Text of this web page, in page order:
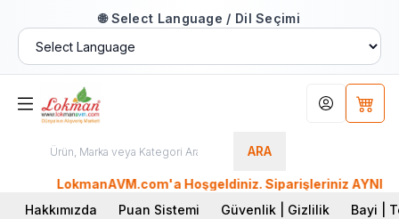
🌐 Select Language / Dil Seçimi
ARA
Hesabım
LokmanAVM.com'a Hoşgeldiniz. Siparişleriniz AYNI
Hakkımızda
Puan Sistemi Güvenlik | Gizlilik Bayi |